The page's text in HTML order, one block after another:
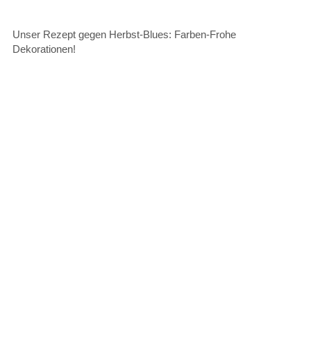
Unser Rezept gegen Herbst-Blues: Farben-Frohe
Dekorationen!